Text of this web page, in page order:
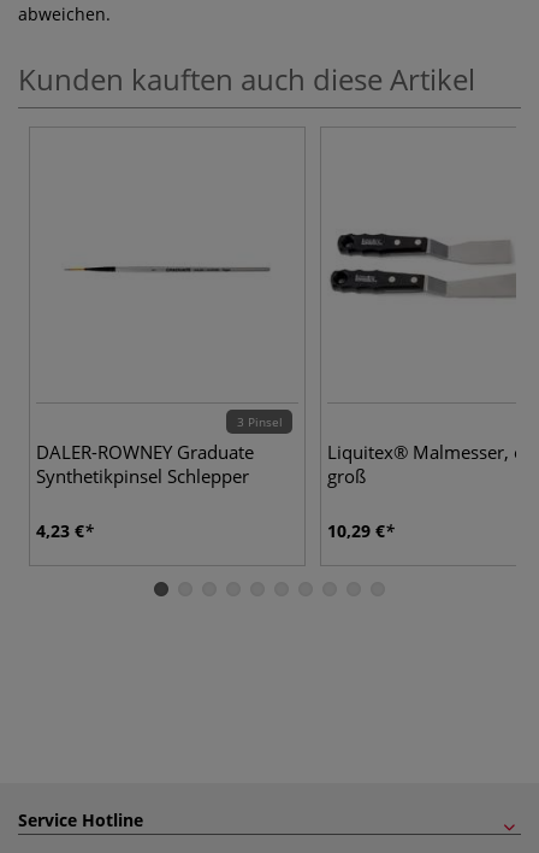
abweichen.
Kunden kauften auch diese Artikel
3 Pinsel
DALER-ROWNEY Graduate
Synthetikpinsel Schlepper
4,23 €
Liquitex® Malmesser,
groß
10,29 €
Service Hotline